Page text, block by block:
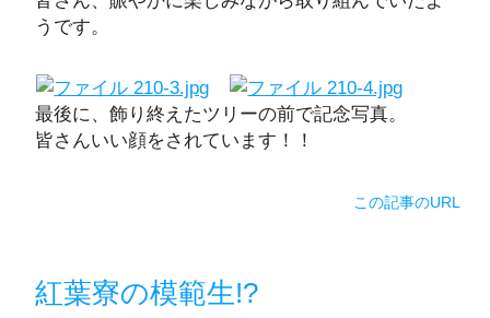
うです。
最後に、飾り終えたツリーの前で記念写真。
皆さんいい顔をされています！！
この記事のURL
紅葉寮の模範生!?